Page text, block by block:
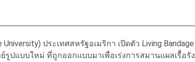
ประเทศสหรัฐอเมริกา เปิดตัว Living Bandage
ปแบบใหม่ ที่ถูกออกแบบมาเพื่อเร่งการสมานแผลเรื้อรัง